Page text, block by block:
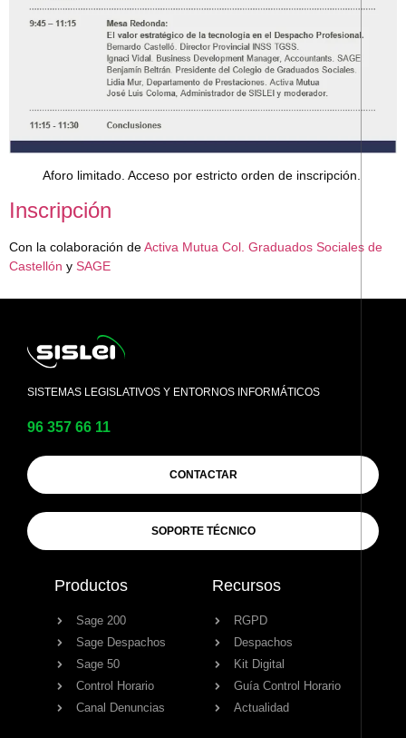
Aforo limitado. Acceso por estricto orden de inscripción.
Inscripción
Con la colaboración deActiva Mutua Col. Graduados Sociales de
Castellón y SAGE
SISTEMAS LEGISLATIVOS Y ENTORNOS INFORMÁTICOS
96 357 66 11
CONTACTAR
SOPORTE TÉCNICO
Productos
Sage 200
Sage Despachos
Sage 50
Control Horario
Canal Denuncias
Recursos
RGPD
Despachos
Kit Digital
Guía Control Horario
Actualidad